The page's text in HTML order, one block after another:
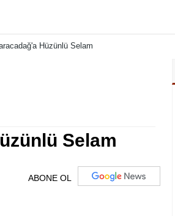
Hüzünlü Selam
Selam
ABONE OL